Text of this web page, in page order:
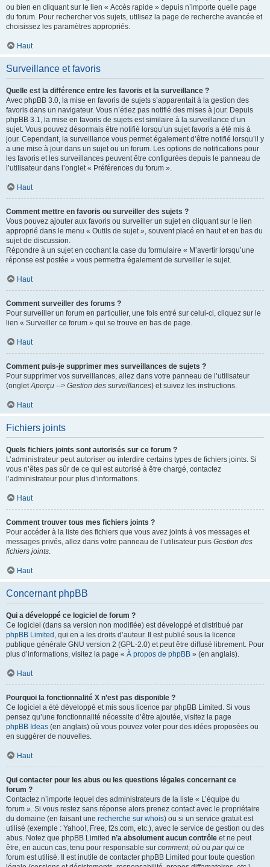
ou bien en cliquant sur le lien « Accès rapide » depuis n’importe quelle page
du forum. Pour rechercher vos sujets, utilisez la page de recherche avancée et
choisissez les paramètres appropriés.
Haut
Surveillance et favoris
Quelle est la différence entre les favoris et la surveillance ?
Avec phpBB 3.0, la mise en favoris de sujets s’apparentait à la gestion des
favoris dans un navigateur. Vous n’étiez pas notifié des mises à jour. Depuis
phpBB 3.1, la mise en favoris de sujets est similaire à la surveillance d’un
sujet. Vous pouvez désormais être notifié lorsqu’un sujet favoris a été mis à
jour. Cependant, la surveillance vous permet également d’être notifié lorsqu’il y
a une mise à jour dans un sujet ou un forum. Les options de notifications pour
les favoris et les surveillances peuvent être configurées depuis le panneau de
l’utilisateur dans l’onglet « Préférences du forum ».
Haut
Comment mettre en favoris ou surveiller des sujets ?
Vous pouvez ajouter aux favoris ou surveiller un sujet en cliquant sur le lien
approprié dans le menu « Outils de sujet », souvent placé en haut et en bas du
sujet de discussion.
Répondre à un sujet en cochant la case du formulaire « M’avertir lorsqu’une
réponse est postée » vous permettra également de surveiller le sujet.
Haut
Comment surveiller des forums ?
Pour surveiller un forum en particulier, une fois entré sur celui-ci, cliquez sur le
lien « Surveiller ce forum » qui se trouve en bas de page.
Haut
Comment puis-je supprimer mes surveillances de sujets ?
Pour supprimer vos surveillances, allez dans votre panneau de l’utilisateur
(ongletAperçu --> Gestion des surveillances) et suivez les instructions.
Haut
Fichiers joints
Quels fichiers joints sont autorisés sur ce forum ?
L’administrateur peut autoriser ou interdire certains types de fichiers joints. Si
vous n’êtes pas sûr de ce qui est autorisé à être chargé, contactez
l’administrateur pour plus d’informations.
Haut
Comment trouver tous mes fichiers joints ?
Pour accéder à la liste des fichiers que vous avez joints à vos messages et
messages privés, allez dans votre panneau de l’utilisateur puis Gestion des
fichiers joints.
Haut
Concernant phpBB
Qui a développé ce logiciel de forum ?
Ce logiciel (dans sa version non modifiée) est développé et distribué par
phpBB Limited , qui en a les droits d’auteur. Il est publié sous la licence
publique générale GNU version 2 (GPL-2.0) et peut être diffusé librement. Pour
plus d’informations, visitez la page « À propos de phpBB » (en anglais).
Haut
Pourquoi la fonctionnalité X n’est pas disponible ?
Ce logiciel a été développé et mis sous licence par phpBB Limited. Si vous
pensez qu’une fonctionnalité nécessite d’être ajoutée, visitez la page
phpBB Ideas (en anglais) où vous pouvez voter pour des idées proposées ou
en suggérer de nouvelles.
Haut
Qui contacter pour les abus ou les questions légales concernant ce
forum ?
Contactez n’importe lequel des administrateurs de la liste « L’équipe du
forum ». Si vous restez sans réponse alors prenez contact avec le propriétaire
du domaine (en faisant une recherche sur whois) ou si un service gratuit est
utilisé (exemple : Yahoo!, Free, f2s.com, etc.), avec le service de gestion ou des
abus. Notez que phpBB Limited n’a absolument aucun contrôle et ne peut
être, en aucun cas, tenu pour responsable sur comment, où ou par qui ce
forum est utilisé. Il est inutile de contacter phpBB Limited pour toute question